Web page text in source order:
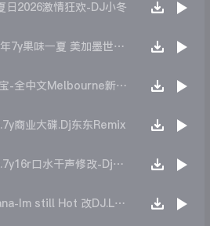
日2026激情狂欢-DJ小冬
【沈风串烧】2K26年7y果味一夏 美加墨世界杯主题跳舞派对专辑 - Dj.阿帅
【沈风串烧】DJ大宝-全中文Melbourne新弹跳一飞冲天重低音上劲风暴MUSIC慢摇大碟
商业大碟.Dj东东Remix
【沈风串烧】2K26.7y16r口水干声修改-Dj东东Remix
【沈风外文】Luciana-Im still Hot 改DJ.LoZe